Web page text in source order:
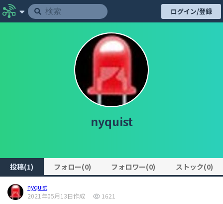
ログイン/登録
nyquist
投稿(1) フォロー(0) フォロワー(0) ストック(0)
nyquist
2021年05月13日作成
1621